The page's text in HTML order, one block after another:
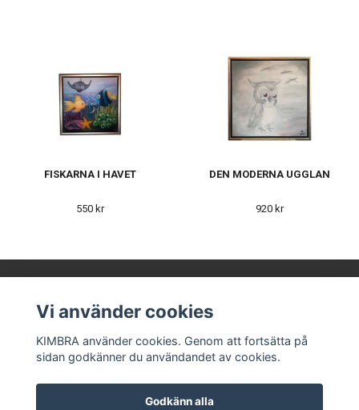
FISKARNA I HAVET
550 kr
DEN MODERNA UGGLAN
920 kr
KIMBRA AB
Våra leverantörer
Köpvillkor
Vi använder cookies
KIMBRA använder cookies. Genom att fortsätta på
sidan godkänner du användandet av cookies.
Godkänn alla